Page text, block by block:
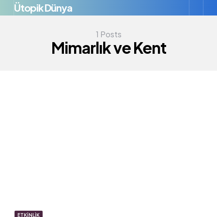
Menü
Ütopik Dünya
1 Posts
Mimarlık ve Kent
ETKINLIK